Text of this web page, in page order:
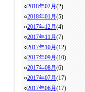
○2018年02月 (2)
○2018年01月 (5)
○2017年12月 (4)
○2017年11月 (7)
○2017年10月 (12)
○2017年09月 (10)
○2017年08月 (6)
○2017年07月 (17)
○2017年06月 (17)